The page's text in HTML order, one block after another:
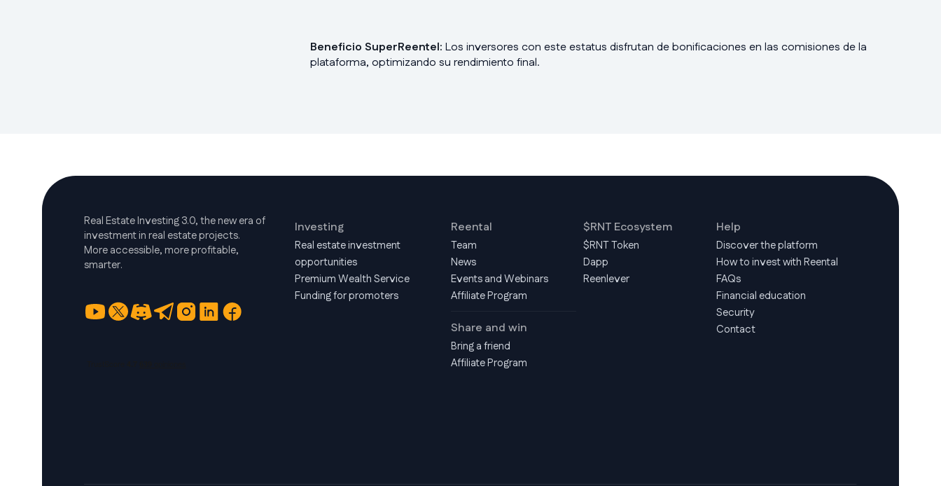
Beneficio SuperReentel: Los inversores con este estatus disfrutan de bonificaciones en las comisiones de la
plataforma, optimizando su rendimiento final.
Real Estate Investing 3.0, the new era of
investment in real estate projects.
More accessible, more profitable,
smarter.
Investing
Real estate investment
opportunities
Premium Wealth Service
Funding for promoters
Reental
Team
News
Events and Webinars
Affiliate Program
Share and win
Bring a friend
Affiliate Program
$RNT Ecosystem
$RNT Token
Dapp
Reenlever
Help
Discover the platform
How to invest with Reental
FAQs
Financial education
Security
Contact